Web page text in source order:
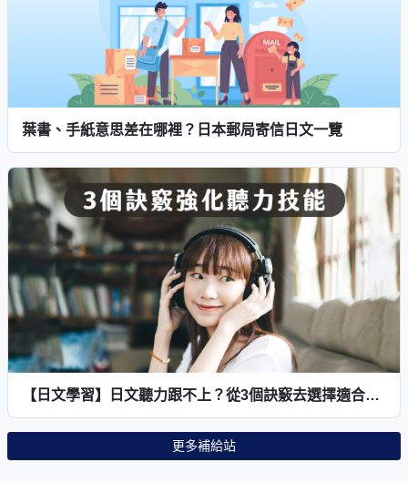
葉書、手紙意思差在哪裡？日本郵局寄信日文一覽
【日文學習】日文聽力跟不上？從3個訣竅去選擇適合的練習方式，紮實強化聽力技能！
更多補給站